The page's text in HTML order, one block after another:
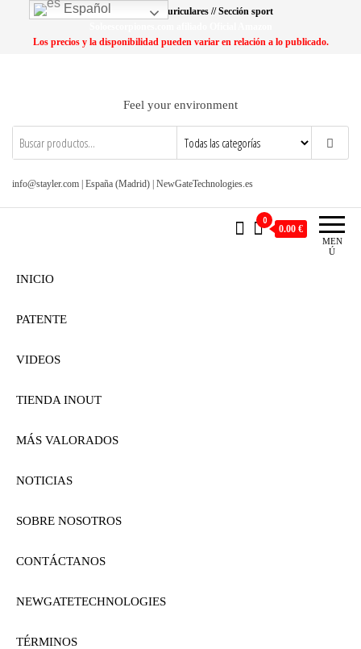
contenido
Lo más buscado: Auriculares // Sección sport
Los precios y la disponibilidad pueden variar en relación a lo publicado.
Feel your environment
info@stayler.com | España (Madrid) | NewGateTechnologies.es
MEN
Ú
0
0.00 €
INICIO
PATENTE
VIDEOS
TIENDA INOUT
MÁS VALORADOS
NOTICIAS
SOBRE NOSOTROS
CONTÁCTANOS
NEWGATETECHNOLOGIES
TÉRMINOS
Español